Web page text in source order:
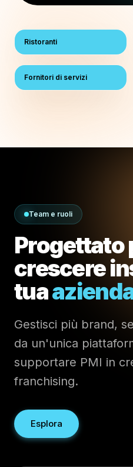
Ristoranti
Fornitori di servizi
Team e ruoli
Progettato
crescere
tua
Gestisci più brand,
da un'unica
supportare PMI in
franchising.
Esplora